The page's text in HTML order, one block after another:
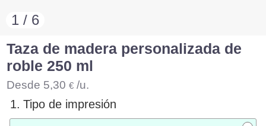
1 / 6
Taza de madera personalizada de
roble 250 ml
Desde 5,30 € /u.
1. Tipo de impresión